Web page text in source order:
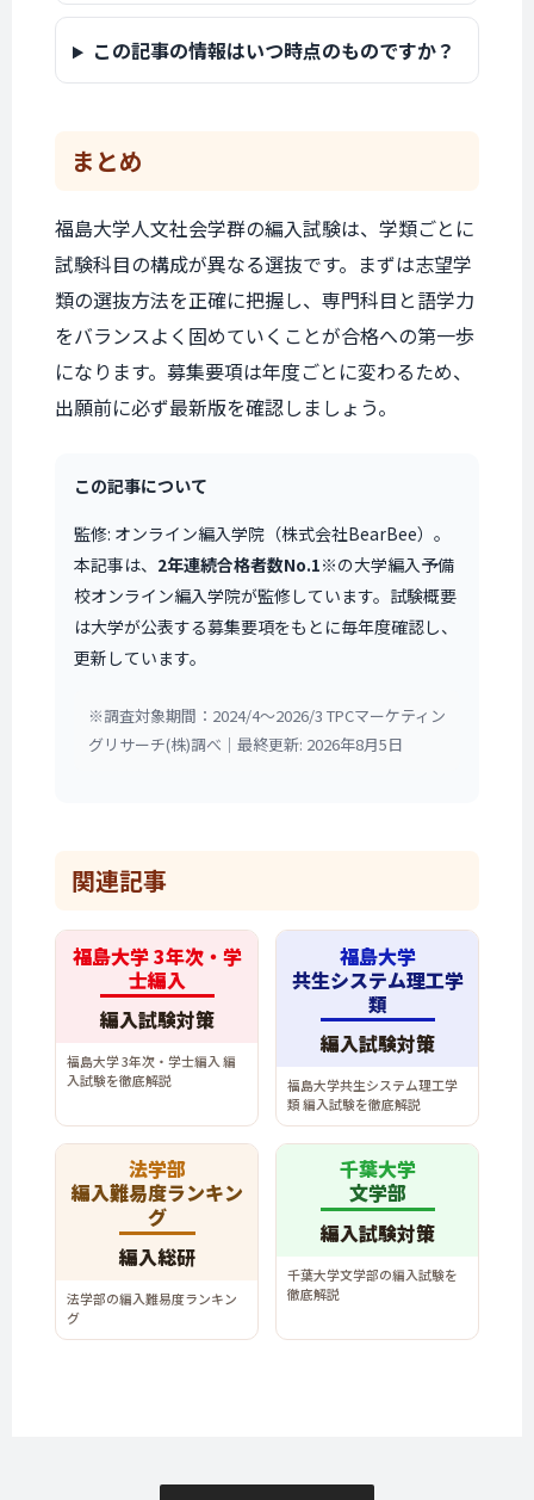
この記事の情報はいつ時点のものですか？
まとめ
福島大学人文社会学群の編入試験は、学類ごとに
試験科目の構成が異なる選抜です。まずは志望学
類の選抜方法を正確に把握し、専門科目と語学力
をバランスよく固めていくことが合格への第一歩
になります。募集要項は年度ごとに変わるため、
出願前に必ず最新版を確認しましょう。
この記事について
監修: オンライン編入学院（株式会社BearBee）。
本記事は、 2年連続合格者数No.1※の大学編入予備
校オンライン編入学院が監修しています。試験概要
は大学が公表する募集要項をもとに毎年度確認し、
更新しています。
※調査対象期間：2024/4〜2026/3 TPCマーケティン
グリサーチ(株)調べ｜最終更新: 2026年8月5日
関連記事
福島大学 3年次・学
士編入
編入試験対策
福島大学 3年次・学士編入 編
入試験を徹底解説
福島大学
共生システム理工学
類
編入試験対策
福島大学共生システム理工学
類 編入試験を徹底解説
法学部
編入難易度ランキン
グ
編入総研
法学部の編入難易度ランキン
グ
千葉大学
文学部
編入試験対策
千葉大学文学部の編入試験を
徹底解説